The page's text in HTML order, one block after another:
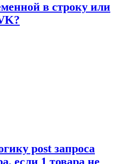
в строку или
post запроса